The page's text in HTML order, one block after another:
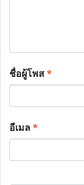
ชื่อผู้โพส*
อีเมล*